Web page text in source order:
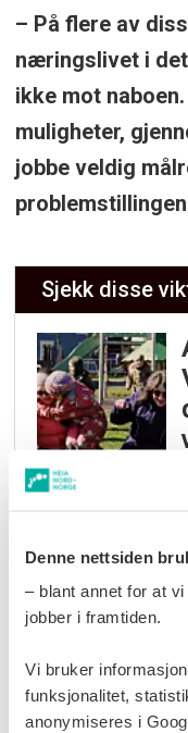
Denne nettsiden
– blant annet for at
jobber i framtiden.
Vi bruker
funksjonalitet,
anonymiseres i
Samhandling
med
markedsføring
Og legger vekt
– For oss er
skjer i
innbyggere.
– Og skal vi
avhengig av at
Her har vi et
tror vi et enda
veldig bra, sier
– På flere av
næringslivet i
ikke mot
muligheter,
jobbe veldig
Sjekk disse